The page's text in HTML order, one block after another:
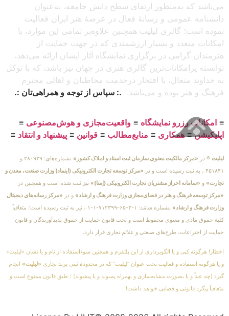
می‌باشد که به‌منظور ارتقای سطح دانش جامعه، به‌عنوان
دانشنامه عمومی و رسانهٔ فعال در عرصهٔ هنر ایران فعالیت
نموده است؛ گالری لیلیت همچنین علاوه‌بر تمامی این موارد، با
امکانات متعدد و بسیار ارزشمندی که در جهت حمایت از
هنرمندان گرامی در برگزاری نمایشگاه آثار ایشان ارائه می‌دهد،
توانسته پرامکانات‌ترین گالری هنری در جهان نیز باشد، که با توکل
به خداوند متعال، با افتخار درخدمت مخاطبان و اهالی محترم
فرهنگ و هنر بوده و می‌باشد. .: سپاس از توجه و همراهی‌تان :.
≡ امکانات رزرو نمایشگاه ≡ واقعیت‌مجازی و هوش‌مصنوعی ≡
اپلیکیشن≡همکاری ≡ منابع‌مطالب ≡ قوانین ≡ پیشنهاد و انتقاد ≡
لیلیت ® در «مرکز مالکیت معنوی سازمان ثبت اسناد و املاک کشور»
بشماره‌های: ۲۸۰۹۲۹ و
۴۵۱۸۴۱ ، به ثبت رسیده است و در
«مرکز توسعه تجارت الکترونیکی (اینماد) وزارت صنعت، معدن و
تجارت» و «سامانه احراز مشتریان تجارت الکترونیکی (اِمتا)» نیز ثبت شده است و همچنین در
«مرکز توسعه فرهنگ و هنر در فضای‌مجازی وزارت فرهنگ و ارشاد» و در «مرکز رسانه‌های دیجیتال
وزارت فرهنگ و ارشاد»
بشماره شامَد: ۱-۳-۶۵-۷۱۲۳۹۹-۱-۱ ، نیز به ثبت رسیده است؛ متعاقباً
کلیهٔ حقوق مادی و معنوی محفوظ است و تحت قانون حمایت از حقوق پدیدآورندگان و قانون
حمایت از اختراعات، طرح‌های صنعتی و علائم تجاری قرار دارد.
اخطار! هرگونه کپی و یا الگوبرداری از این پلتفرم و همچنین سوءاستفاده از نام و یا نشان «لیلیت»
و یا هرگونه استفاده و فعالیت تحت عنوان “لیلیت” که در محدودهٔ ثبتی برند تجاری «لیلیت» انجام
گیرد (چه عیناً و یا بصورت مشابه‌سازی و بهمراه پسوند و یا پیشوند) ؛ طبق قانون ممنوع است و
متعاقباً پیگرد قانونی و قضایی خواهد داشت!